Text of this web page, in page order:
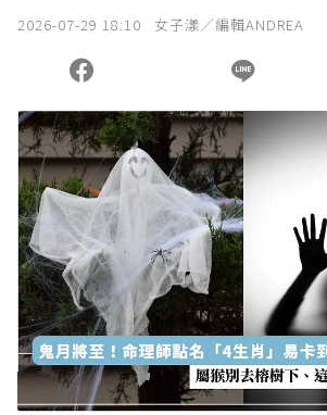
您當前剩餘 U 利點數：0點；前往
2026-07-29 18:10 女子漾／編輯ANDREA